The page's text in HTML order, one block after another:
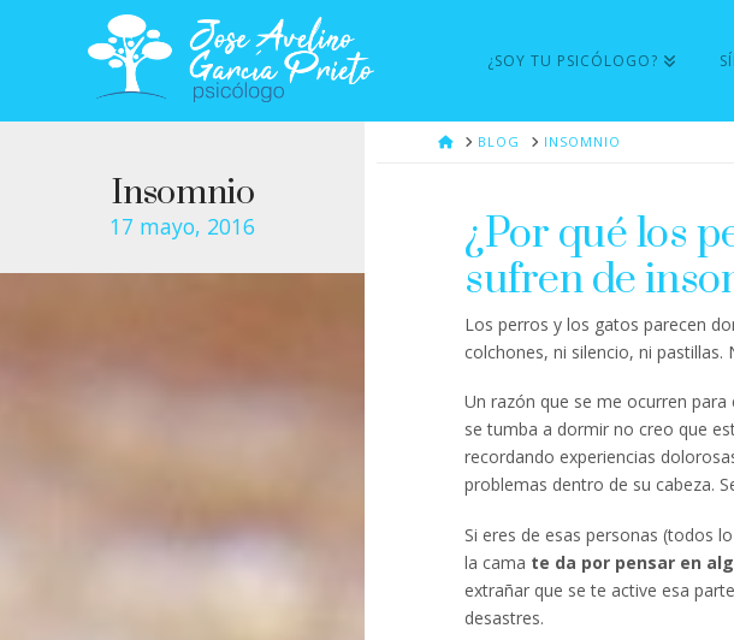
¿SOY TU PSICÓLOGO?
HOMEBLOG INSOMNIO
Insomnio
17 mayo, 2016
¿Por qué los
sufren de
Los perros y los gatos parecen
colchones, ni silencio, ni pastillas.
Un razón que se me ocurren
se tumba a dormir no creo que
recordando experiencias
problemas dentro de su cabeza.
Si eres de esas personas (todos
la cama te da por pensar en
extrañar que se te active esa
desastres.